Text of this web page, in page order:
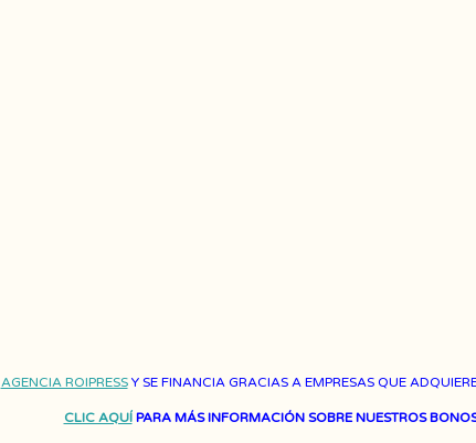
AGENCIA ROIPRESSY SE FINANCIA GRACIAS A EMPRESAS QUE
CLIC AQUÍ PARA MÁS INFORMACIÓN SOBRE NUESTROS